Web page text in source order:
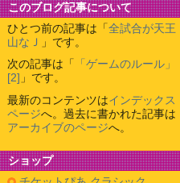
このブログ記事について
ひとつ前の記事は「 全試合が天王
山なＪ 」です。
次の記事は「
「ゲームのルール」
[2] 」です。
最新のコンテンツはインデックス
ページへ。過去に書かれた記事は
アーカイブのページへ。
ショップ